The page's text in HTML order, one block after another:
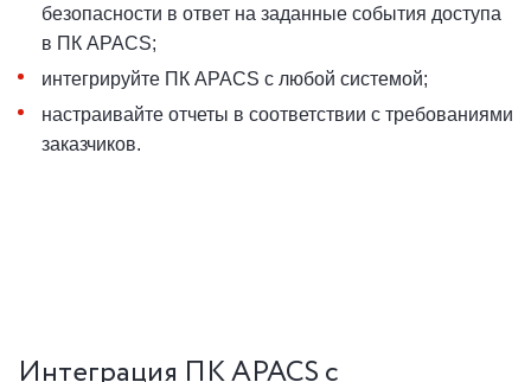
безопасности в ответ на заданные события доступа
в ПК APACS;
интегрируйте ПК APACS с любой системой;
настраивайте отчеты в соответствии с требованиями
заказчиков.
Интеграция ПК APACS с